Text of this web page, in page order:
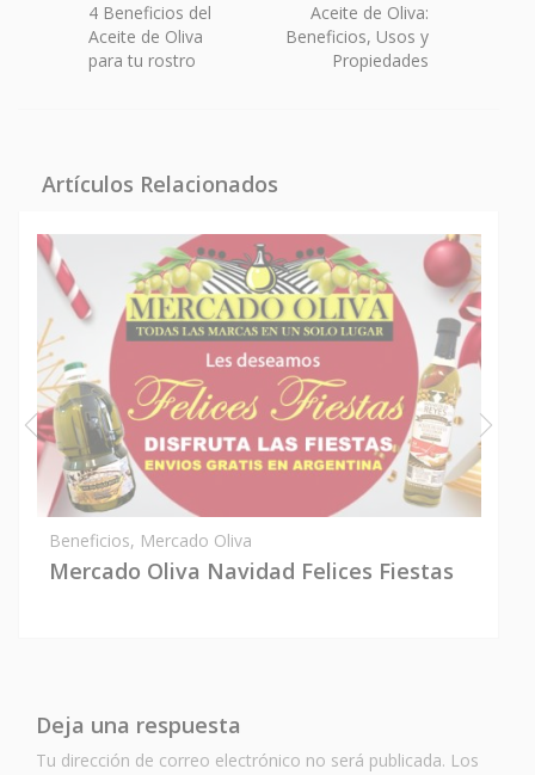
4 Beneficios del
Aceite de Oliva
para tu rostro
Aceite de Oliva:
Beneficios, Usos y
Propiedades
Artículos Relacionados
Beneficios, Mercado Oliva
Mercado Oliva Navidad Felices Fiestas
Deja una respuesta
Tu dirección de correo electrónico no será publicada. Los